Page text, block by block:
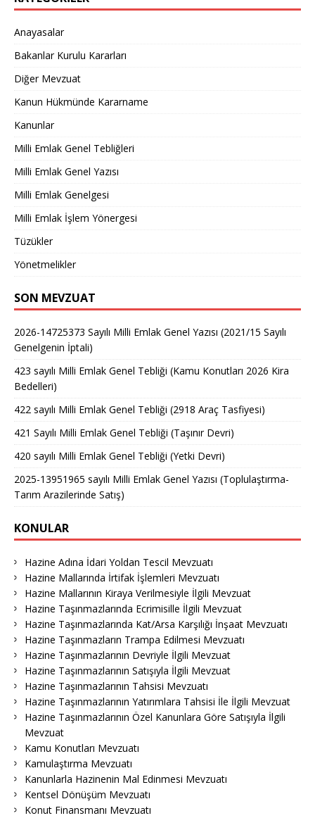
Anayasalar
Bakanlar Kurulu Kararları
Diğer Mevzuat
Kanun Hükmünde Kararname
Kanunlar
Milli Emlak Genel Tebliğleri
Milli Emlak Genel Yazısı
Milli Emlak Genelgesi
Milli Emlak İşlem Yönergesi
Tüzükler
Yönetmelikler
SON MEVZUAT
2026-14725373 Sayılı Milli Emlak Genel Yazısı (2021/15 Sayılı
Genelgenin İptali)
423 sayılı Milli Emlak Genel Tebliği (Kamu Konutları 2026 Kira
Bedelleri)
422 sayılı Milli Emlak Genel Tebliği (2918 Araç Tasfiyesi)
421 Sayılı Milli Emlak Genel Tebliği (Taşınır Devri)
420 sayılı Milli Emlak Genel Tebliği (Yetki Devri)
2025-13951965 sayılı Milli Emlak Genel Yazısı (Toplulaştırma-
Tarım Arazilerinde Satış)
KONULAR
Hazine Adına İdari Yoldan Tescil Mevzuatı
Hazine Mallarında İrtifak İşlemleri Mevzuatı
Hazine Mallarının Kiraya Verilmesiyle İlgili Mevzuat
Hazine Taşınmazlarında Ecrimisille İlgili Mevzuat
Hazine Taşınmazlarında Kat/Arsa Karşılığı İnşaat Mevzuatı
Hazine Taşınmazların Trampa Edilmesi Mevzuatı
Hazine Taşınmazlarının Devriyle İlgili Mevzuat
Hazine Taşınmazlarının Satışıyla İlgili Mevzuat
Hazine Taşınmazlarının Tahsisi Mevzuatı
Hazine Taşınmazlarının Yatırımlara Tahsisi İle İlgili Mevzuat
Hazine Taşınmazlarının Özel Kanunlara Göre Satışıyla İlgili
Mevzuat
Kamu Konutları Mevzuatı
Kamulaştırma Mevzuatı
Kanunlarla Hazinenin Mal Edinmesi Mevzuatı
Kentsel Dönüşüm Mevzuatı
Konut Finansmanı Mevzuatı